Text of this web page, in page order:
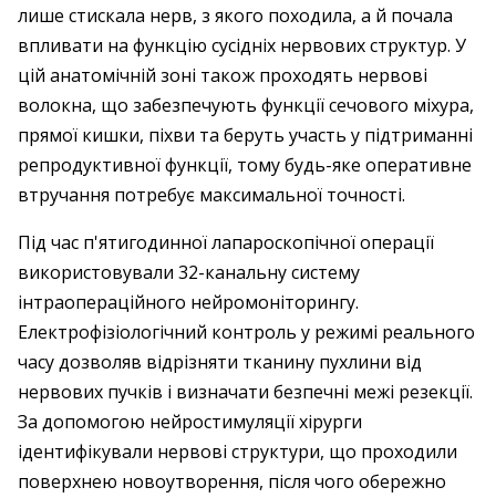
лише стискала нерв, з якого походила, а й почала
впливати на функцію сусідніх нервових структур. У
цій анатомічній зоні також проходять нервові
волокна, що забезпечують функції сечового міхура,
прямої кишки, піхви та беруть участь у підтриманні
репродуктивної функції, тому будь-яке оперативне
втручання потребує максимальної точності.
Під час п'ятигодинної лапароскопічної операції
використовували 32-канальну систему
інтраопераційного нейромоніторингу.
Електрофізіологічний контроль у режимі реального
часу дозволяв відрізняти тканину пухлини від
нервових пучків і визначати безпечні межі резекції.
За допомогою нейростимуляції хірурги
ідентифікували нервові структури, що проходили
поверхнею новоутворення, після чого обережно